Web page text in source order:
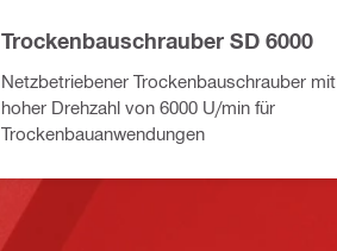
Trockenbauschrauber SD 6000
Netzbetriebener Trockenbauschrauber mit
hoher Drehzahl von 6000 U/min für
Trockenbauanwendungen